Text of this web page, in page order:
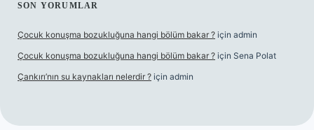
SON YORUMLAR
Çocuk konuşma bozukluğuna hangi bölüm bakar ? için admin
Çocuk konuşma bozukluğuna hangi bölüm bakar ? için Sena Polat
Çankırı’nın su kaynakları nelerdir ? için admin